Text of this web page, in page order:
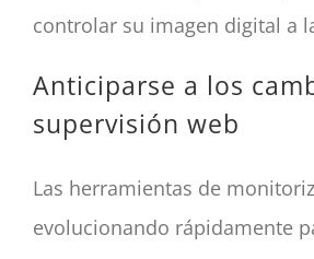
controlar su imagen digital a
Anticiparse a los
supervisión web
Las herramientas de
evolucionando rápidamente